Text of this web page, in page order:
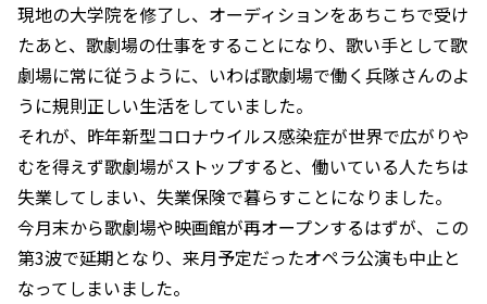
現地の大学院を修了し、オーディションをあちこちで受け
たあと、歌劇場の仕事をすることになり、歌い手として歌
劇場に常に従うように、いわば歌劇場で働く兵隊さんのよ
うに規則正しい生活をしていました。
それが、昨年新型コロナウイルス感染症が世界で広がりや
むを得えず歌劇場がストップすると、働いている人たちは
失業してしまい、失業保険で暮らすことになりました。
今月末から歌劇場や映画館が再オープンするはずが、この
第3波で延期となり、来月予定だったオペラ公演も中止と
なってしまいました。